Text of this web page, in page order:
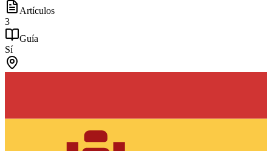
Artículos
3
Guía
Sí